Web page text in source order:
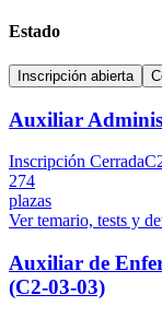
Estado
Inscripción abierta
Auxiliar
Inscripción Cerrada
274
plazas
Ver temario, tests y
Auxiliar de
(C2-03-03)